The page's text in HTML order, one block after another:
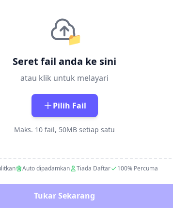
📁
Seret fail anda ke sini
atau klik untuk melayari
Pilih Fail
Maks. 10 fail, 50MB setiap satu
Auto dipadamkan Tiada Daftar 100% Percuma
Tukar Sekarang